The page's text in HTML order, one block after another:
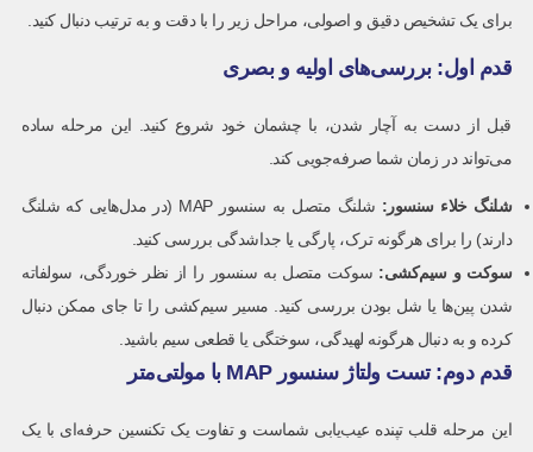
برای یک تشخیص دقیق و اصولی، مراحل زیر را با دقت و به ترتیب دنبال کنید.
قدم اول: بررسی‌های اولیه و بصری
قبل از دست به آچار شدن، با چشمان خود شروع کنید. این مرحله ساده
می‌تواند در زمان شما صرفه‌جویی کند.
شلنگ خلاء سنسور:
شلنگ متصل به سنسور MAP (در مدل‌هایی که شلنگ
دارند) را برای هرگونه ترک، پارگی یا جداشدگی بررسی کنید.
سوکت و سیم‌کشی: سوکت متصل به سنسور را از نظر خوردگی، سولفاته
شدن پین‌ها یا شل بودن بررسی کنید. مسیر سیم‌کشی را تا جای ممکن دنبال
کرده و به دنبال هرگونه لهیدگی، سوختگی یا قطعی سیم باشید.
قدم دوم: تست ولتاژ سنسور MAP با مولتی‌متر
این مرحله قلب تپنده عیب‌یابی شماست و تفاوت یک تکنسین حرفه‌ای با یک